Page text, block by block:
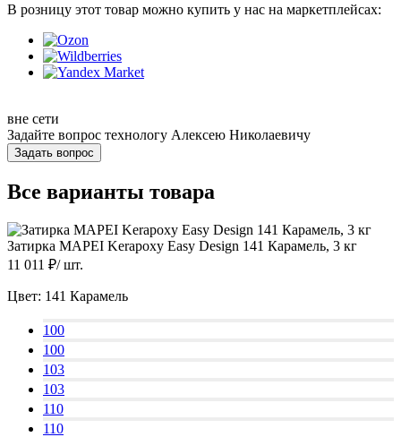
В розницу этот товар можно купить у нас на маркетплейсах:
вне сети
Задайте вопрос технологу Алексею Николаевичу
Задать вопрос
Все варианты товара
Затирка MAPEI Kerapoxy Easy Design 141 Карамель, 3 кг
11 011 ₽/ шт.
Цвет: 141 Карамель
100
100
103
103
110
110